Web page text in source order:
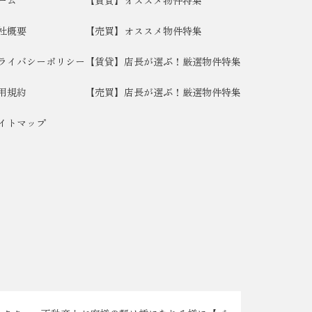
概要
イバシーポリシー
規約
トマップ
【売買】オススメ物件特集
【賃貸】店長が選ぶ！厳選物件特集
【売買】店長が選ぶ！厳選物件特集